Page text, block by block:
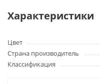
Характеристики
Цвет
Страна производитель
Классификация